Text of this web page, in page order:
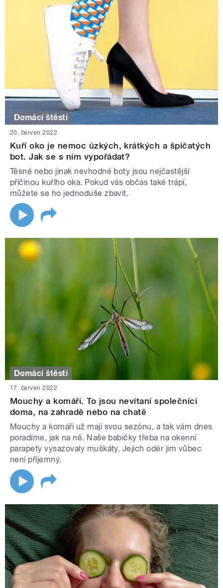
Domácí štěstí
20. červen 2022
Kuří oko je nemoc úzkých, krátkých a špičatých
bot. Jak se s ním vypořádat?
Těsné nebo jinak nevhodné boty jsou nejčastější
příčinou kuřího oka. Pokud vás občas také trápí,
můžete se ho jednoduše zbavit.
Domácí štěstí
17. červen 2022
Mouchy a komáři. To jsou nevítaní společníci
doma, na zahradě nebo na chatě
Mouchy a komáři už mají svou sezónu, a tak vám dnes
poradíme, jak na ně. Naše babičky třeba na okenní
parapety vysazovaly muškáty. Jejich odér jim vůbec
není příjemný.